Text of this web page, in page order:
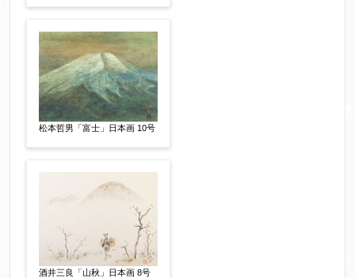
限定番号 【任意】
制作年 【任意】
【任意】
すぐに売りたい
その他
松本哲男「富士」日本画 10号
酒井三良「山秋」日本画 8号